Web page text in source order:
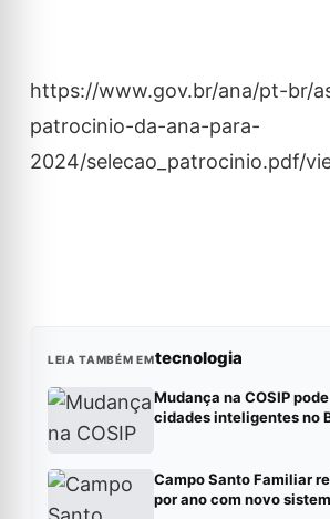
https://www.gov.br/ana/pt-br/
patrocinio-da-ana-para-
2024/selecao_patrocinio.pdf/
LEIA TAMBÉM EMtecnologia
Mudança na COSIP
cidades inteligentes no
Campo Santo Familiar
por ano com novo